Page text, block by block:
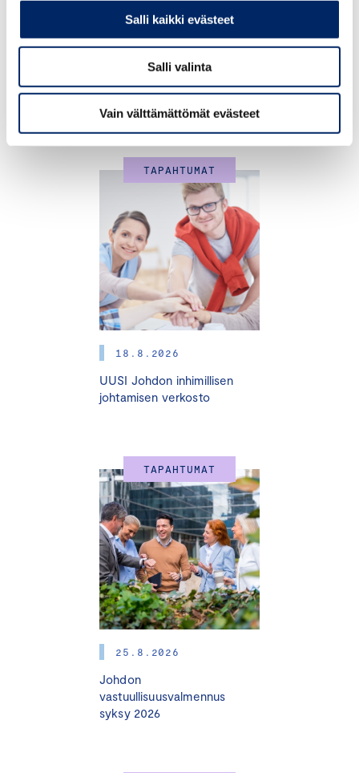
Salli kaikki evästeet
Salli valinta
Vain välttämättömät evästeet
hiilijalanjäljestä mahdollisimman pienen käyttämällä
mahdollisuuksien mukaan julkisia liikennevälineitä.
Tilaisuuksiemme tarjoilussa suosimme kala-kasvisruokaa.
TAPAHTUMAT
18.8.2026
UUSI Johdon inhimillisen
johtamisen verkosto
TAPAHTUMAT
25.8.2026
Johdon
vastuullisuusvalmennus
syksy 2026